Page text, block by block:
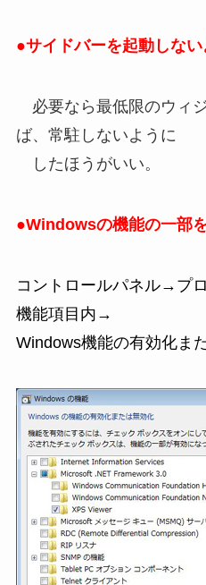
●サイドバーを起動しな
必要なら最低限のウィ
ば、常駐しないように
したほうがいい。
●Windowsの機能の一部
コントロールパネル→プ
機能項目内→
Windows機能の有効化ま